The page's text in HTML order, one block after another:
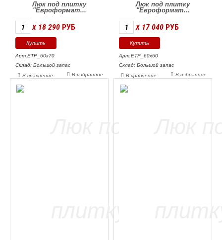
Люк под плитку
"Евроформат...
X 18 290 РУБ
Арт.ЕТР_60х70
Склад: Большой запас
В избранное
В сравнение
Люк под плитку
"Евроформат...
X 17 040 РУБ
Арт.ЕТР_60х60
Склад: Большой запас
В избранное
В сравнение